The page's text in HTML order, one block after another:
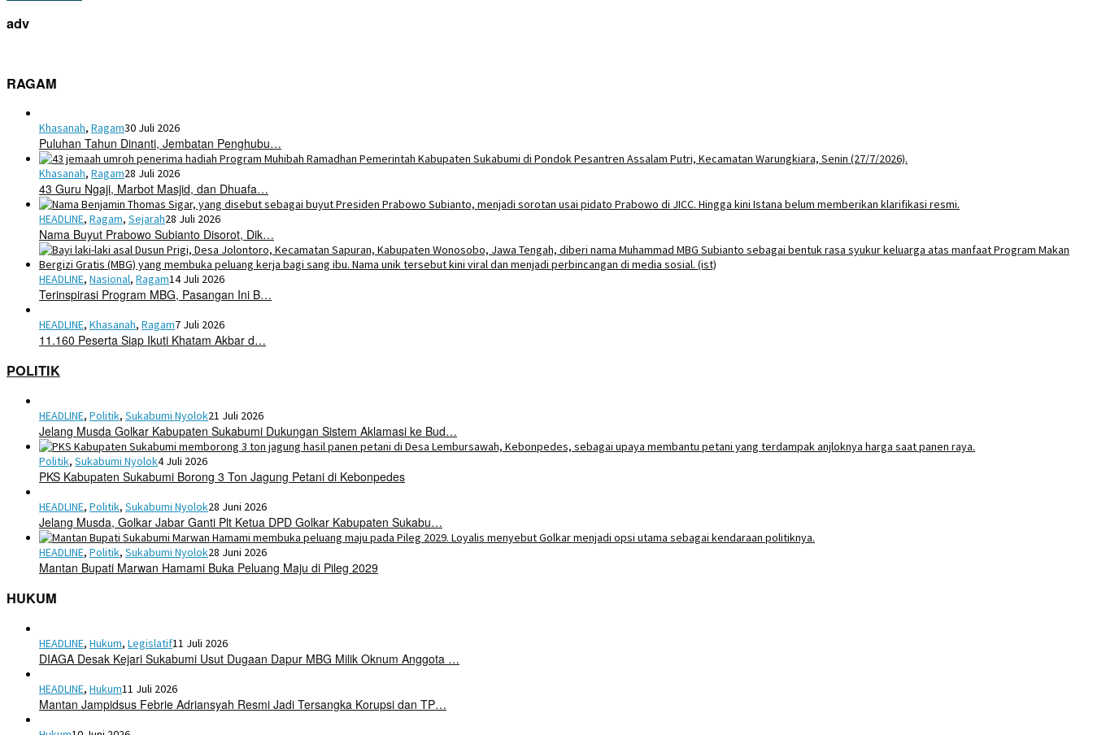
adv
RAGAM
Khasanah, Ragam30 Juli 2026
Puluhan Tahun Dinanti, Jembatan Penghubu…
Khasanah, Ragam28 Juli 2026
43 Guru Ngaji, Marbot Masjid, dan Dhuafa…
HEADLINE, Ragam, Sejarah28 Juli 2026
Nama Buyut Prabowo Subianto Disorot, Dik…
HEADLINE, Nasional, Ragam14 Juli 2026
Terinspirasi Program MBG, Pasangan Ini B…
HEADLINE, Khasanah, Ragam7 Juli 2026
11.160 Peserta Siap Ikuti Khatam Akbar d…
POLITIK
HEADLINE, Politik, Sukabumi Nyolok21 Juli 2026
Jelang Musda Golkar Kabupaten Sukabumi Dukungan Sistem Aklamasi ke Bud…
Politik, Sukabumi Nyolok4 Juli 2026
PKS Kabupaten Sukabumi Borong 3 Ton Jagung Petani di Kebonpedes
HEADLINE, Politik, Sukabumi Nyolok28 Juni 2026
Jelang Musda, Golkar Jabar Ganti Plt Ketua DPD Golkar Kabupaten Sukabu…
HEADLINE, Politik, Sukabumi Nyolok28 Juni 2026
Mantan Bupati Marwan Hamami Buka Peluang Maju di Pileg 2029
HUKUM
HEADLINE, Hukum, Legislatif11 Juli 2026
DIAGA Desak Kejari Sukabumi Usut Dugaan Dapur MBG Milik Oknum Anggota …
HEADLINE, Hukum11 Juli 2026
Mantan Jampidsus Febrie Adriansyah Resmi Jadi Tersangka Korupsi dan TP…